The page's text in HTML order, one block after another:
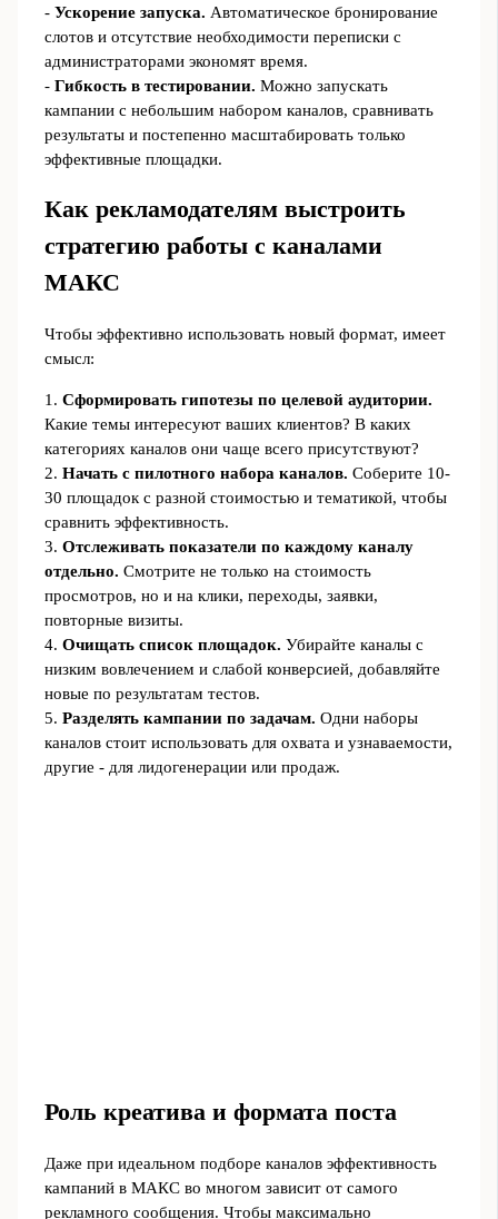
- Ускорение запуска. Автоматическое бронирование
слотов и отсутствие необходимости переписки с
администраторами экономят время.
- Гибкость в тестировании. Можно запускать
кампании с небольшим набором каналов, сравнивать
результаты и постепенно масштабировать только
эффективные площадки.
Как рекламодателям выстроить
стратегию работы с каналами
МАКС
Чтобы эффективно использовать новый формат, имеет
смысл:
1. Сформировать гипотезы по целевой аудитории.
Какие темы интересуют ваших клиентов? В каких
категориях каналов они чаще всего присутствуют?
2. Начать с пилотного набора каналов. Соберите 10-
30 площадок с разной стоимостью и тематикой, чтобы
сравнить эффективность.
3. Отслеживать показатели по каждому каналу
отдельно. Смотрите не только на стоимость
просмотров, но и на клики, переходы, заявки,
повторные визиты.
4. Очищать список площадок. Убирайте каналы с
низким вовлечением и слабой конверсией, добавляйте
новые по результатам тестов.
5. Разделять кампании по задачам. Одни наборы
каналов стоит использовать для охвата и узнаваемости,
другие - для лидогенерации или продаж.
Роль креатива и формата поста
Даже при идеальном подборе каналов эффективность
кампаний в МАКС во многом зависит от самого
рекламного сообщения. Чтобы максимально